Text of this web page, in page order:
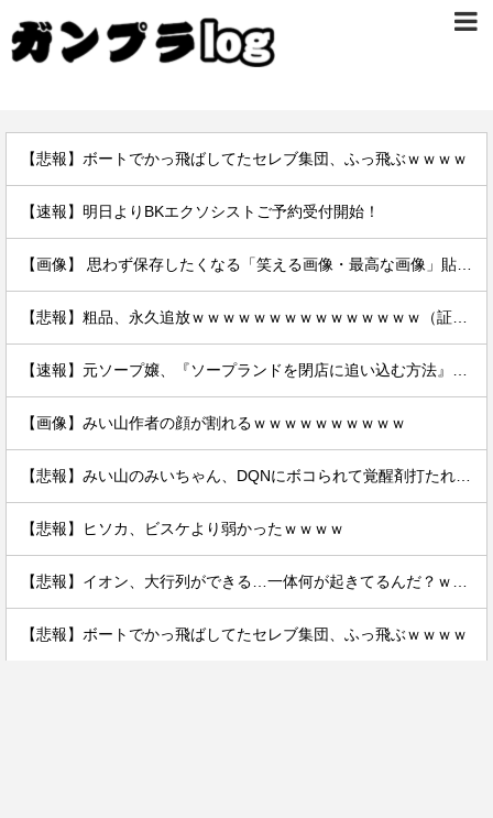
【悲報】ボートでかっ飛ばしてたセレブ集団、ふっ飛ぶｗｗｗｗ
【速報】明日よりBKエクソシストご予約受付開始！
【画像】みい山作者の顔が割れるｗｗｗｗｗｗｗｗｗｗ
【悲報】ヒソカ、ビスケより弱かったｗｗｗｗ
【悲報】ボートでかっ飛ばしてたセレブ集団、ふっ飛ぶｗｗｗｗ